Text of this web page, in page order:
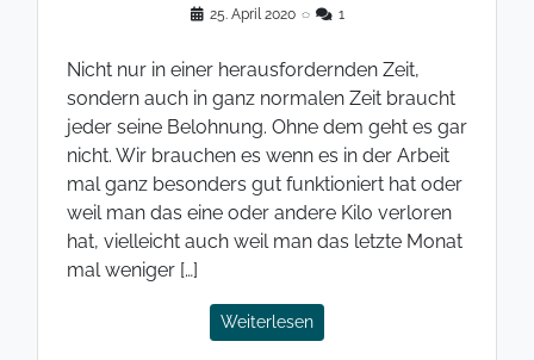
25. April 2020 ◌ 1
Nicht nur in einer herausfordernden Zeit,
sondern auch in ganz normalen Zeit braucht
jeder seine Belohnung. Ohne dem geht es gar
nicht. Wir brauchen es wenn es in der Arbeit
mal ganz besonders gut funktioniert hat oder
weil man das eine oder andere Kilo verloren
hat, vielleicht auch weil man das letzte Monat
mal weniger […]
Weiterlesen